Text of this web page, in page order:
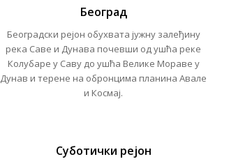
Београд
Београдски рејон обухвата јужну залеђину
река Саве и Дунава почевши од ушћа реке
Колубаре у Саву до ушћа Велике Мораве у
Дунав и терене на обронцима планина Авале
и Космај.
Суботички рејон